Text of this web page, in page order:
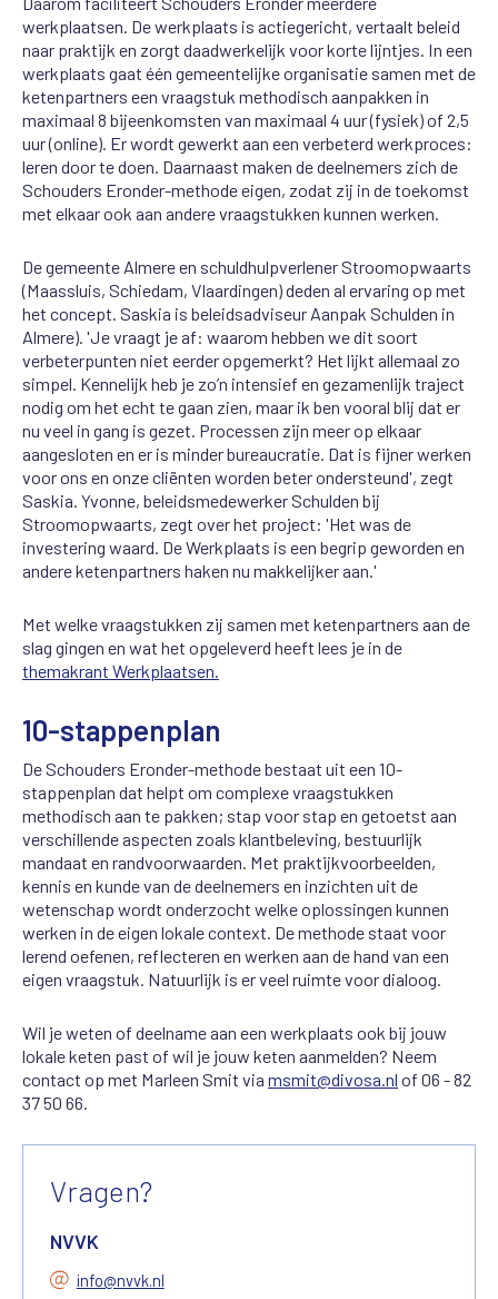
werkplaatsen. De werkplaats is actiegericht, vertaalt beleid
naar praktijk en zorgt daadwerkelijk voor korte lijntjes. In een
werkplaats gaat één gemeentelijke organisatie samen met de
ketenpartners een vraagstuk methodisch aanpakken in
maximaal 8 bijeenkomsten van maximaal 4 uur (fysiek) of 2,5
uur (online). Er wordt gewerkt aan een verbeterd werkproces:
leren door te doen. Daarnaast maken de deelnemers zich de
Schouders Eronder-methode eigen, zodat zij in de toekomst
met elkaar ook aan andere vraagstukken kunnen werken.
De gemeente Almere en schuldhulpverlener Stroomopwaarts
(Maassluis, Schiedam, Vlaardingen) deden al ervaring op met
het concept. Saskia is beleidsadviseur Aanpak Schulden in
Almere). 'Je vraagt je af: waarom hebben we dit soort
verbeterpunten niet eerder opgemerkt? Het lijkt allemaal zo
simpel. Kennelijk heb je zo’n intensief en gezamenlijk traject
nodig om het echt te gaan zien, maar ik ben vooral blij dat er
nu veel in gang is gezet. Processen zijn meer op elkaar
aangesloten en er is minder bureaucratie. Dat is fijner werken
voor ons en onze cliënten worden beter ondersteund', zegt
Saskia. Yvonne, beleidsmedewerker Schulden bij
Stroomopwaarts, zegt over het project: 'Het was de
investering waard. De Werkplaats is een begrip geworden en
andere ketenpartners haken nu makkelijker aan.'
Met welke vraagstukken zij samen met ketenpartners aan de
slag gingen en wat het opgeleverd heeft lees je in de
themakrant Werkplaatsen.
10-stappenplan
De Schouders Eronder-methode bestaat uit een 10-
stappenplan dat helpt om complexe vraagstukken
methodisch aan te pakken; stap voor stap en getoetst aan
verschillende aspecten zoals klantbeleving, bestuurlijk
mandaat en randvoorwaarden. Met praktijkvoorbeelden,
kennis en kunde van de deelnemers en inzichten uit de
wetenschap wordt onderzocht welke oplossingen kunnen
werken in de eigen lokale context. De methode staat voor
lerend oefenen, reflecteren en werken aan de hand van een
eigen vraagstuk. Natuurlijk is er veel ruimte voor dialoog.
Wil je weten of deelname aan een werkplaats ook bij jouw
lokale keten past of wil je jouw keten aanmelden? Neem
contact op met Marleen Smit via msmit@divosa.nl of 06 - 82
37 50 66.
Vragen?
NVVK
info@nvvk.nl